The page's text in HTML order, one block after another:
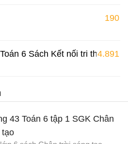
190
6 Sách Kết nối tri thức4.891
43 Toán 6 tập 1 SGK Chân